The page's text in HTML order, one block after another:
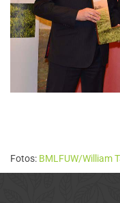
Fotos: BMLFUW/William